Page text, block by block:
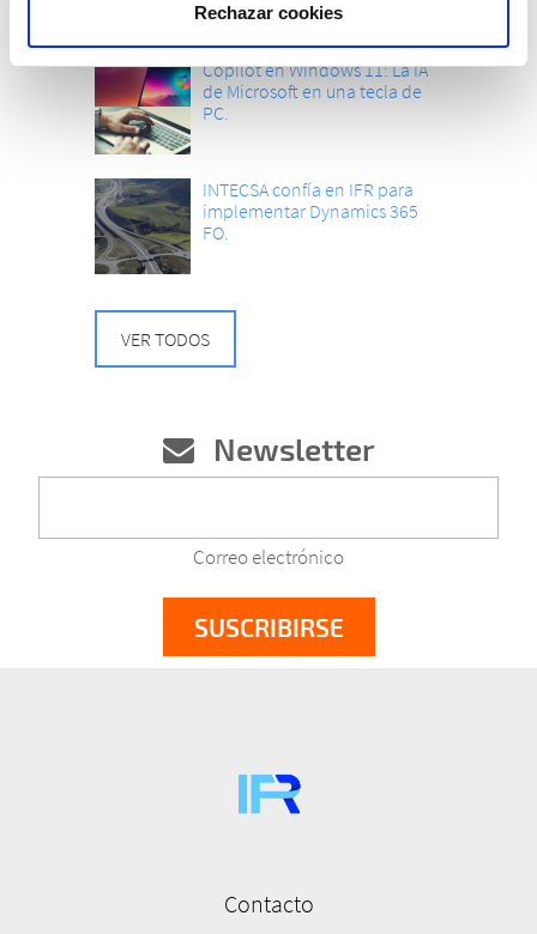
Rechazar cookies
Copilot en Windows 11: La IA
de Microsoft en una tecla de
PC.
INTECSA confía en IFR para
implementar Dynamics 365
FO.
VER TODOS
Newsletter
Correo electrónico
Contacto